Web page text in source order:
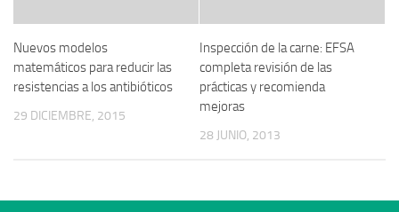
Nuevos modelos
matemáticos para reducir las
resistencias a los antibióticos
29 DICIEMBRE, 2015
Inspección de la carne: EFSA
completa revisión de las
prácticas y recomienda
mejoras
28 JUNIO, 2013